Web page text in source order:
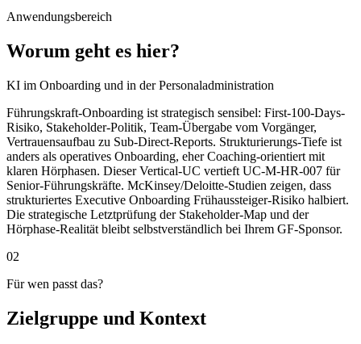
Anwendungsbereich
Worum geht es hier?
KI im Onboarding und in der Personaladministration
Führungskraft-Onboarding ist strategisch sensibel: First-100-Days-
Risiko, Stakeholder-Politik, Team-Übergabe vom Vorgänger,
Vertrauensaufbau zu Sub-Direct-Reports. Strukturierungs-Tiefe ist
anders als operatives Onboarding, eher Coaching-orientiert mit
klaren Hörphasen. Dieser Vertical-UC vertieft UC-M-HR-007 für
Senior-Führungskräfte. McKinsey/Deloitte-Studien zeigen, dass
strukturiertes Executive Onboarding Frühaussteiger-Risiko halbiert.
Die strategische Letztprüfung der Stakeholder-Map und der
Hörphase-Realität bleibt selbstverständlich bei Ihrem GF-Sponsor.
02
Für wen passt das?
Zielgruppe und Kontext